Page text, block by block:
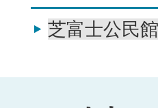
芝富士公民